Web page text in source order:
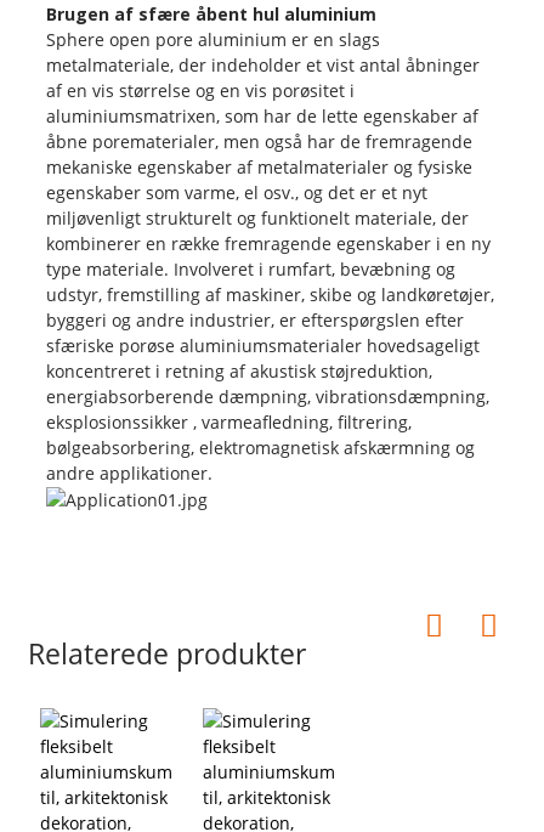
Brugen af ​​sfære åbent hul aluminium
Sphere open pore aluminium er en slags
metalmateriale, der indeholder et vist antal åbninger
af en vis størrelse og en vis porøsitet i
aluminiumsmatrixen, som har de lette egenskaber af
åbne porematerialer, men også har de fremragende
mekaniske egenskaber af metalmaterialer og fysiske
egenskaber som varme, el osv., og det er et nyt
miljøvenligt strukturelt og funktionelt materiale, der
kombinerer en række fremragende egenskaber i en ny
type materiale. Involveret i rumfart, bevæbning og
udstyr, fremstilling af maskiner, skibe og landkøretøjer,
byggeri og andre industrier, er efterspørgslen efter
sfæriske porøse aluminiumsmaterialer hovedsageligt
koncentreret i retning af akustisk støjreduktion,
energiabsorberende dæmpning, vibrationsdæmpning,
eksplosionssikker , varmeafledning, filtrering,
bølgeabsorbering, elektromagnetisk afskærmning og
andre applikationer.
Relaterede produkter